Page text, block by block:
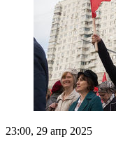
23:00, 29 апр 2025